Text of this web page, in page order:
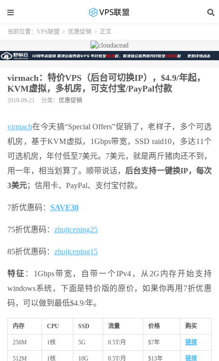
当前位置： VPS联盟 > 优惠促销 > 正文
virmach：特价VPS（后台可切换IP），$4.9/年起，
KVM虚拟，多机房，可支付宝/PayPal付款
2019-09-21 分类： 优惠促销
virmach在今天搞“Special Offers”促销了，老样子，多个可选
机房，基于KVM虚拟，1Gbps带宽，SSD raid10，多达11个
可选机房，年付低至7美元。7美元，就是两斤猪肉还不到，
用一年，相当划算了。顺带说话， 后台支持一键换IP，每次
3美元；信用卡、PayPal、支付宝付款。
7折优惠码： SAVE30
75折优惠码： zhujiceping25
85折优惠码： zhujiceping15
特征 ：1Gbps带宽，自带一个IPv4，从2G内存开始支持
windows系统，下面是特价版的原价，如果你再用7折优惠
码，可以做到最低$4.9/年。
内存 CPU SSD 流量 价格 购买
256M 1核 5G 0.5T/月 $7年 链接
512M 1核 10G 0.5T/月 $13年 链接